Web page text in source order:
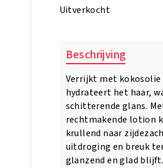
€6.95.
Uitverkocht
Beschrijving
Verrijkt met kokosolie
hydrateert het haar,
schitterende glans.
rechtmakende lotion
krullend naar
uitdroging en breuk
glanzend en glad blijft.